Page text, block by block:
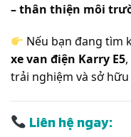
– thân thiện môi
Nếu bạn đang tìm
xe van điện Karry E5
trải nghiệm và sở
Liên hệ ngay: